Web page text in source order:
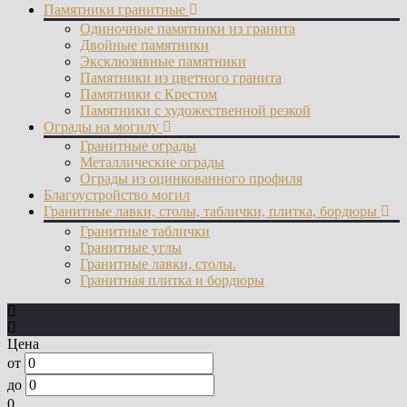
Памятники гранитные
Одиночные памятники из гранита
Двойные памятники
Эксклюзивные памятники
Памятники из цветного гранита
Памятники с Крестом
Памятники с художественной резкой
Ограды на могилу
Гранитные ограды
Металлические ограды
Ограды из оцинкованного профиля
Благоустройство могил
Гранитные лавки, столы, таблички, плитка, бордюры
Гранитные таблички
Гранитные углы
Гранитные лавки, столы.
Гранитная плитка и бордюры
Цена
от
до
0